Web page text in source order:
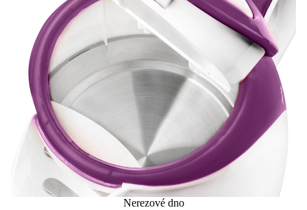
Nerezové dno